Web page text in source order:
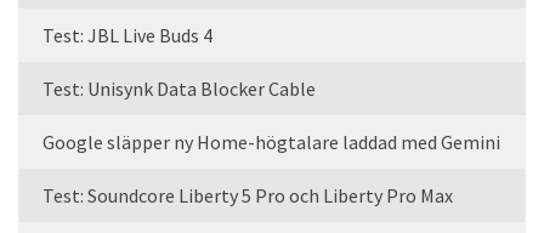
Test: JBL Live Buds 4
Test: Unisynk Data Blocker Cable
Google släpper ny Home-högtalare laddad med Gemini
Test: Soundcore Liberty 5 Pro och Liberty Pro Max